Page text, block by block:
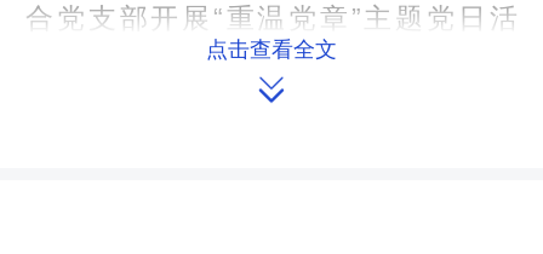
合党支部开展“重温党章”主题党日活
动，省人大常委会副秘书长刘伟志参加
会议并与大家交流了学习体会，党支部
点击查看全文
